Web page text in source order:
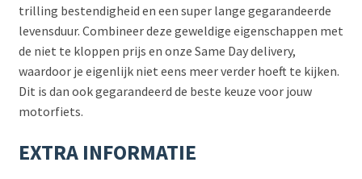
trilling bestendigheid en een super lange gegarandeerde
levensduur. Combineer deze geweldige eigenschappen met
de niet te kloppen prijs en onze Same Day delivery,
waardoor je eigenlijk niet eens meer verder hoeft te kijken.
Dit is dan ook gegarandeerd de beste keuze voor jouw
motorfiets.
EXTRA INFORMATIE